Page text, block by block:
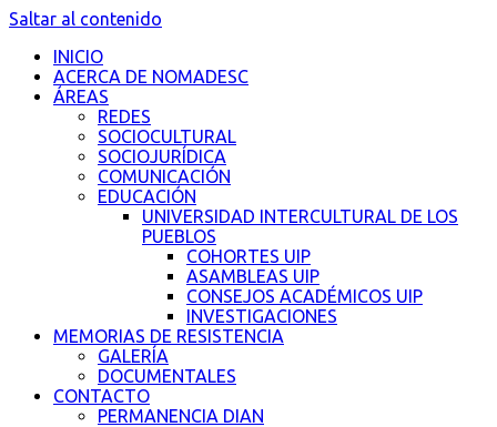
Saltar al contenido
INICIO
ACERCA DE NOMADESC
ÁREAS
REDES
SOCIOCULTURAL
SOCIOJURÍDICA
COMUNICACIÓN
EDUCACIÓN
UNIVERSIDAD INTERCULTURAL DE LOS
PUEBLOS
COHORTES UIP
ASAMBLEAS UIP
CONSEJOS ACADÉMICOS UIP
INVESTIGACIONES
MEMORIAS DE RESISTENCIA
GALERÍA
DOCUMENTALES
CONTACTO
PERMANENCIA DIAN